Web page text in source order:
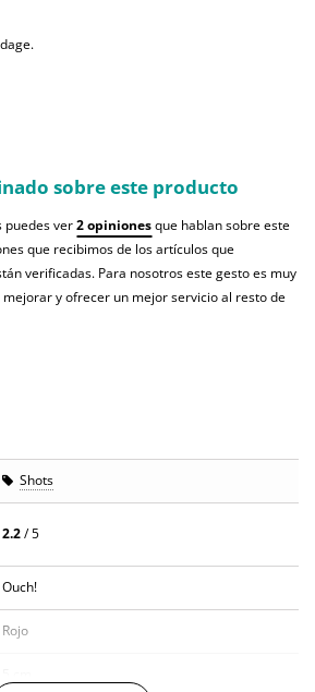
sobre este producto
puedes ver2 opinionesque hablan sobre este
que recibimos de los artículos que
verificadas. Para nosotros este gesto es muy
y ofrecer un mejor servicio al resto de
Shots
2.2/ 5
Ouch!
Rojo